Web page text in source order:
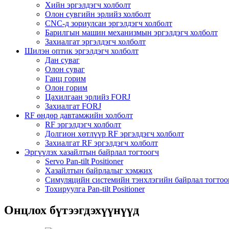
Хийн эргэлдэгч холболт
Олон сувгийн эрлийз холболт
CNC-д зориулсан эргэлдэгч холболт
Барилгын машин механизмын эргэлдэгч холболт
Захиалгат эргэлдэгч холболт
Шилэн оптик эргэлдэгч холболт
Дан суваг
Олон суваг
Ганц горим
Олон горим
Цахилгаан эрлийз FORJ
Захиалгат FORJ
RF өндөр давтамжийн холболт
RF эргэлдэгч холболт
Долгион хөтлүүр RF эргэлдэгч холболт
Захиалгат RF эргэлдэгч холболт
Эргүүлэх хазайлтын байрлал тогтоогч
Servo Pan-tilt Positioner
Хазайлтын байрлалыг хэмжих
Симуляцийн системийн тэнхлэгийн байрлал
Тохируулга Pan-tilt Positioner
Онцлох бүтээгдэхүүнүүд